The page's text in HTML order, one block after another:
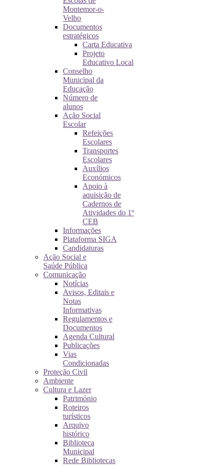
Montemor-o-
Velho
Documentos
estratégicos
Carta Educativa
Projeto
Educativo Local
Conselho
Municipal da
Educação
Número de
alunos
Ação Social
Escolar
Refeições
Escolares
Transportes
Escolares
Auxílios
Económicos
Apoio à
aquisição de
Cadernos de
Atividades do 1º
CEB
Informações
Plataforma SIGA
Candidaturas
Ação Social e
Saúde Pública
Comunicação
Notícias
Avisos, Editais e
Notas
Informativas
Regulamentos e
Documentos
Agenda Cultural
Publicações
Vias
Condicionadas
Proteção Civil
Ambiente
Cultura e Lazer
Património
Roteiros
turísticos
Arquivo
histórico
Biblioteca
Municipal
Rede Bibliotecas